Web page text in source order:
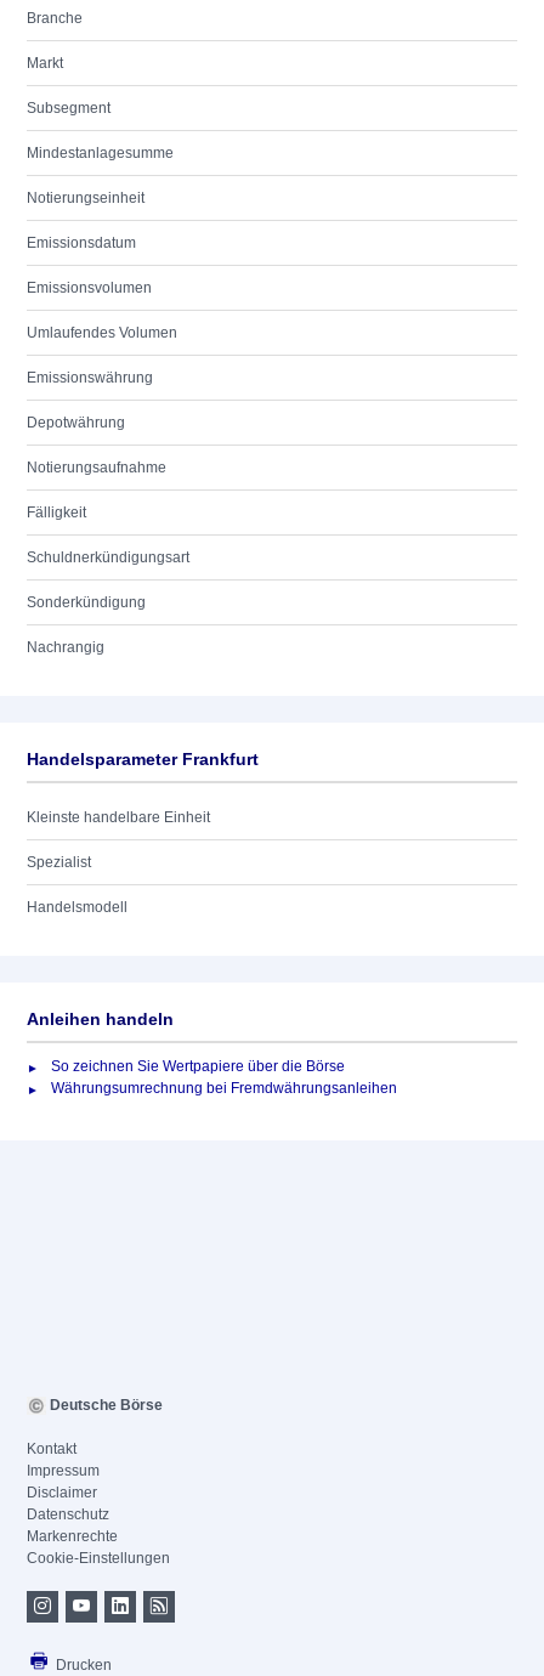
Branche
Markt
Subsegment
Mindestanlagesumme
Notierungseinheit
Emissionsdatum
Emissionsvolumen
Umlaufendes Volumen
Emissionswährung
Depotwährung
Notierungsaufnahme
Fälligkeit
Schuldnerkündigungsart
Sonderkündigung
Nachrangig
Handelsparameter Frankfurt
Kleinste handelbare Einheit
Spezialist
Handelsmodell
Anleihen handeln
So zeichnen Sie Wertpapiere über die Börse
Währungsumrechnung bei Fremdwährungsanleihen
Deutsche Börse
Kontakt
Impressum
Disclaimer
Datenschutz
Markenrechte
Cookie-Einstellungen
Drucken